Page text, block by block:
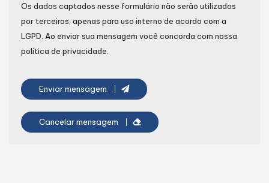
Os dados captados nesse formulário não serão utilizados
por terceiros, apenas para uso interno de acordo com a
LGPD . Ao enviar sua mensagem você concorda com nossa
política de privacidade.
Enviar mensagem
Cancelar mensagem